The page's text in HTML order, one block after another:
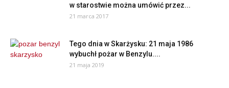
w starostwie można umówić przez...
21 marca 2017
Tego dnia w Skarżysku: 21 maja 1986
wybuchł pożar w Benzylu....
21 maja 2019